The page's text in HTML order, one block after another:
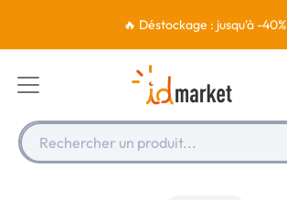
🔥 Déstockage : jusqu'à -40%
Rechercher un produit...